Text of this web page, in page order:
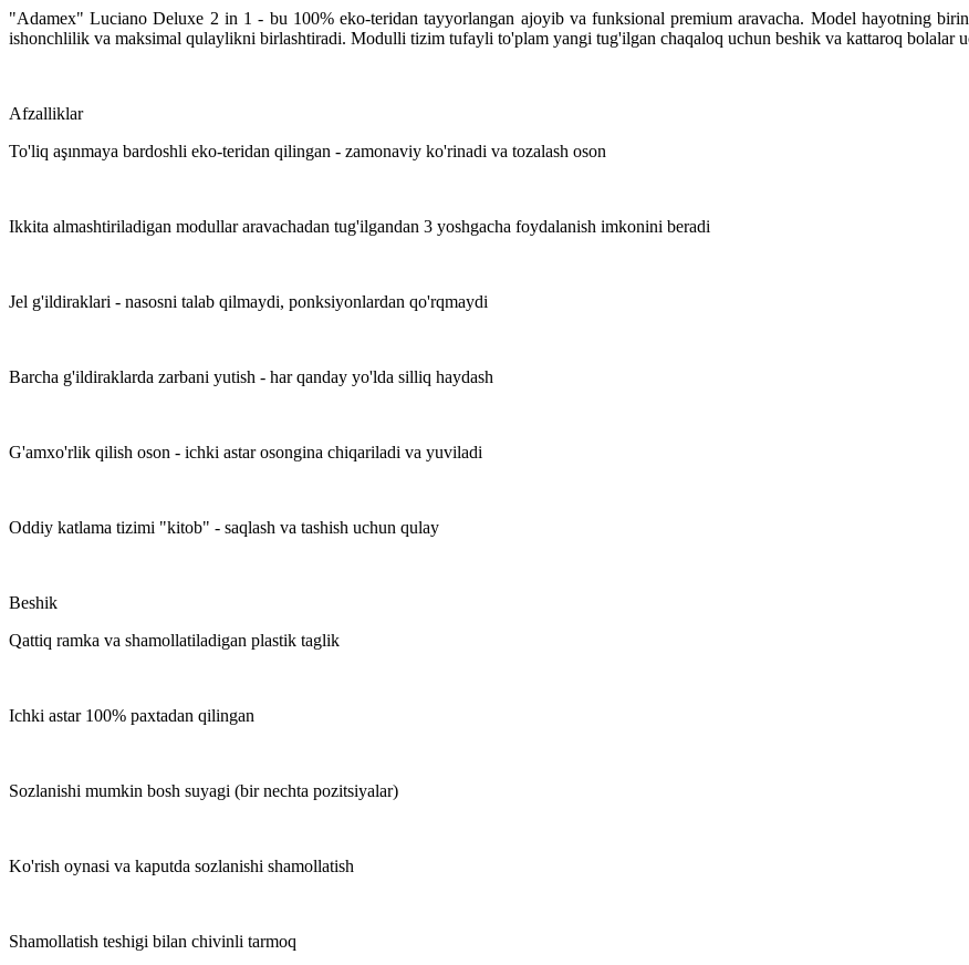
"Adamex" Luciano Deluxe 2 in 1 - bu 100% eko-teridan tayyorlangan ajoyib va ​​funksional premium aravacha. Model hayotning
ishonchlilik va maksimal qulaylikni birlashtiradi. Modulli tizim tufayli to'plam yangi tug'ilgan chaqaloq uchun beshik va kattaroq bolalar
Afzalliklar
To'liq aşınmaya bardoshli eko-teridan qilingan - zamonaviy ko'rinadi va tozalash oson
Ikkita almashtiriladigan modullar aravachadan tug'ilgandan 3 yoshgacha foydalanish imkonini beradi
Jel g'ildiraklari - nasosni talab qilmaydi, ponksiyonlardan qo'rqmaydi
Barcha g'ildiraklarda zarbani yutish - har qanday yo'lda silliq haydash
G'amxo'rlik qilish oson - ichki astar osongina chiqariladi va yuviladi
Oddiy katlama tizimi "kitob" - saqlash va tashish uchun qulay
Beshik
Qattiq ramka va shamollatiladigan plastik taglik
Ichki astar 100% paxtadan qilingan
Sozlanishi mumkin bosh suyagi (bir nechta pozitsiyalar)
Ko'rish oynasi va kaputda sozlanishi shamollatish
Shamollatish teshigi bilan chivinli tarmoq